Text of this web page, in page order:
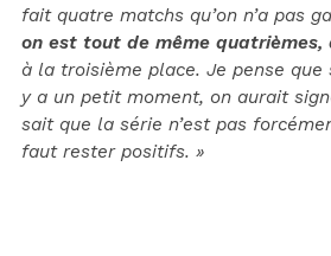
fait quatre matchs qu’on n’a pas
on est tout de même quatrièmes,
à la troisième place. Je pense
y a un petit moment, on aurait
sait que la série n’est pas
faut rester positifs. »